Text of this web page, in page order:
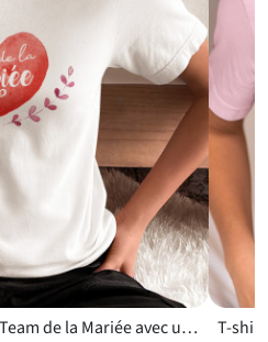
T-shirt EVJF personnalisé – Team de la Mariée avec un cœur rouge aquarelle